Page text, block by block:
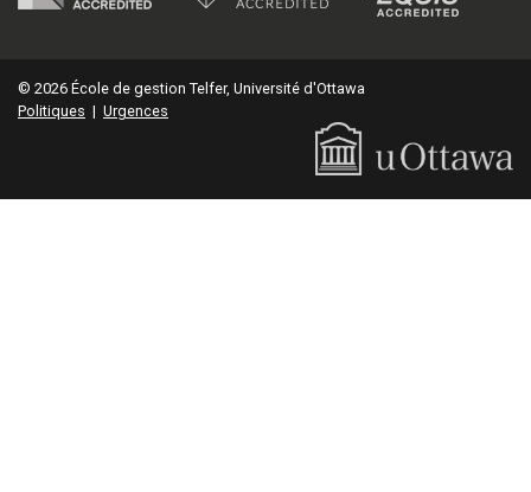
© 2026 École de gestion Telfer, Université d'Ottawa
Politiques | Urgences